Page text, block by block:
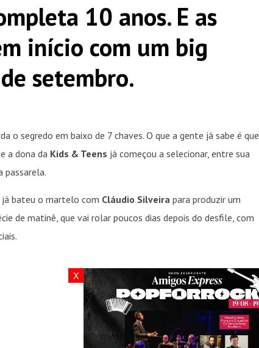
10 anos. E as
início com um big
setembro.
o segredo em baixo de 7 chaves. O que a gente já sabe é que
a dona da Kids & Teens já começou a selecionar, entre sua
passarela.
já bateu o martelo com Cláudio Silveira para produzir um
de matinê, que vai rolar poucos dias depois do desfile, com
X